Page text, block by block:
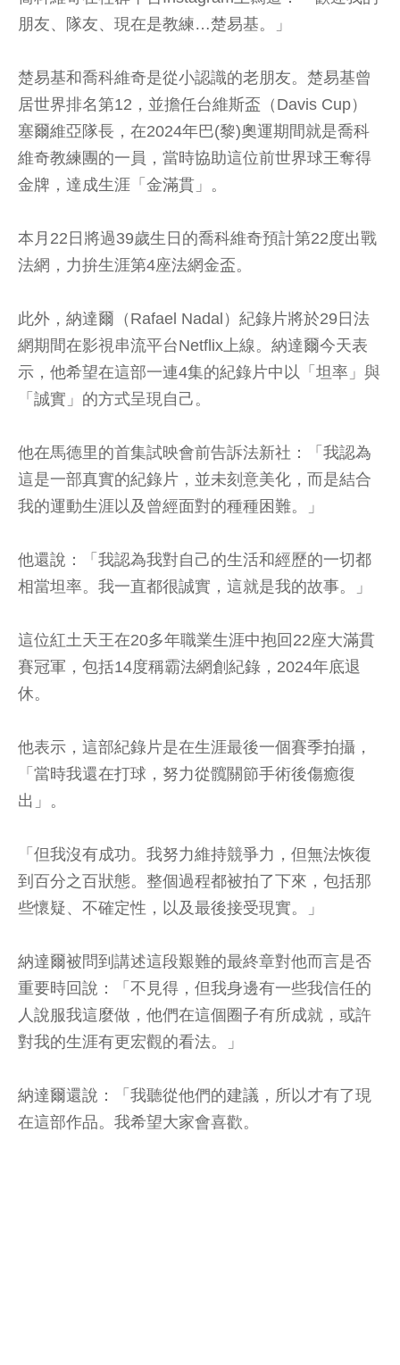
朋友、隊友、現在是教練…楚易基。」
楚易基和喬科維奇是從小認識的老朋友。楚易基曾
居世界排名第12，並擔任台維斯盃（Davis Cup）
塞爾維亞隊長，在2024年巴(黎)奧運期間就是喬科
維奇教練團的一員，當時協助這位前世界球王奪得
金牌，達成生涯「金滿貫」。
本月22日將過39歲生日的喬科維奇預計第22度出戰
法網，力拚生涯第4座法網金盃。
此外，納達爾（Rafael Nadal）紀錄片將於29日法
網期間在影視串流平台Netflix上線。納達爾今天表
示，他希望在這部一連4集的紀錄片中以「坦率」與
「誠實」的方式呈現自己。
他在馬德里的首集試映會前告訴法新社：「我認為
這是一部真實的紀錄片，並未刻意美化，而是結合
我的運動生涯以及曾經面對的種種困難。」
他還說：「我認為我對自己的生活和經歷的一切都
相當坦率。我一直都很誠實，這就是我的故事。」
這位紅土天王在20多年職業生涯中抱回22座大滿貫
賽冠軍，包括14度稱霸法網創紀錄，2024年底退
休。
他表示，這部紀錄片是在生涯最後一個賽季拍攝，
「當時我還在打球，努力從髖關節手術後傷癒復
出」。
「但我沒有成功。我努力維持競爭力，但無法恢復
到百分之百狀態。整個過程都被拍了下來，包括那
些懷疑、不確定性，以及最後接受現實。」
納達爾被問到講述這段艱難的最終章對他而言是否
重要時回說：「不見得，但我身邊有一些我信任的
人說服我這麼做，他們在這個圈子有所成就，或許
對我的生涯有更宏觀的看法。」
納達爾還說：「我聽從他們的建議，所以才有了現
在這部作品。我希望大家會喜歡。